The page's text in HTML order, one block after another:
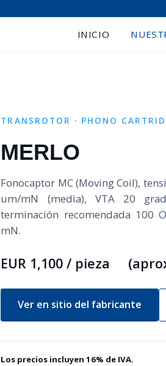
INICIO
TRANSROTOR · PHONO
MERLO
Fonocaptor MC (Moving Coil),
um/mN (media), VTA 20
terminación recomendada 100
mN.
EUR 1,100 / pieza
Ver en sitio del fabricante
Los precios incluyen 16% de IVA.